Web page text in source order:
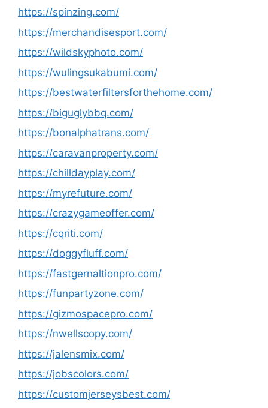
https://spinzing.com/
https://merchandisesport.com/
https://wildskyphoto.com/
https://wulingsukabumi.com/
https://bestwaterfiltersforthehome.com/
https://biguglybbq.com/
https://bonalphatrans.com/
https://caravanproperty.com/
https://chilldayplay.com/
https://myrefuture.com/
https://crazygameoffer.com/
https://cqriti.com/
https://doggyfluff.com/
https://fastgernaltionpro.com/
https://funpartyzone.com/
https://gizmospacepro.com/
https://nwellscopy.com/
https://jalensmix.com/
https://jobscolors.com/
https://customjerseysbest.com/